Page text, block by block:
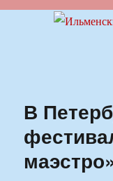
В
маэстро»